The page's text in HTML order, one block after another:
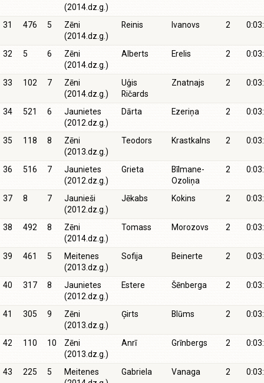
(2014.dz.g.)
31 476 5
Zēni
(2014.dz.g.)
Reinis Ivanovs 2
32 5 6
Zēni
(2014.dz.g.)
Alberts Erelis 2
33 102 7
Zēni
(2014.dz.g.)
Uģis
Ričards
Znatnajs 2
34 521 6
Jaunietes
(2012.dz.g.)
Dārta Ezeriņa 2
35 118 8
Zēni
(2013.dz.g.)
Teodors Krastkalns 2
36 516 7
Jaunietes
(2012.dz.g.)
Grieta
Bīlmane-
Ozoliņa
2
37 8 7
Jaunieši
(2012.dz.g.)
Jēkabs Kokins 2
38 492 8
Zēni
(2014.dz.g.)
Tomass Morozovs 2
39 461 5
Meitenes
(2013.dz.g.)
Sofija Beinerte 2
40 317 8
Jaunietes
(2012.dz.g.)
Estere Šēnberga 2
41 305 9
Zēni
(2013.dz.g.)
Ģirts Blūms 2
42 110 10
Zēni
(2013.dz.g.)
Anrī Grīnbergs 2
43 225 5
Meitenes
Gabriela Vanaga 2